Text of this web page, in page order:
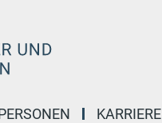
KARRIERE